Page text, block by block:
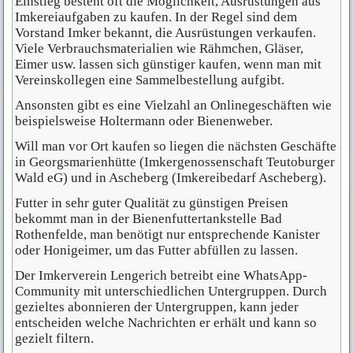
Imkereiaufgaben zu kaufen. In der Regel sind dem
Vorstand Imker bekannt, die Ausrüstungen verkaufen.
Viele Verbrauchsmaterialien wie Rähmchen, Gläser,
Eimer usw. lassen sich günstiger kaufen, wenn man mit
Vereinskollegen eine Sammelbestellung aufgibt.
Ansonsten gibt es eine Vielzahl an Onlinegeschäften wie
beispielsweise Holtermann oder Bienenweber.
Will man vor Ort kaufen so liegen die nächsten Geschäfte
in Georgsmarienhütte (Imkergenossenschaft Teutoburger
Wald eG) und in Ascheberg (Imkereibedarf Ascheberg).
Futter in sehr guter Qualität zu günstigen Preisen
bekommt man in der Bienenfuttertankstelle Bad
Rothenfelde, man benötigt nur entsprechende Kanister
oder Honigeimer, um das Futter abfüllen zu lassen.
Der Imkerverein Lengerich betreibt eine WhatsApp-
Community mit unterschiedlichen Untergruppen. Durch
gezieltes abonnieren der Untergruppen, kann jeder
entscheiden welche Nachrichten er erhält und kann so
gezielt filtern.